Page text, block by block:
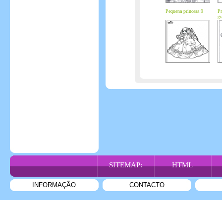
Pequena princesa 9
SITEMAP: HTML
INFORMAÇÃO CONTACTO